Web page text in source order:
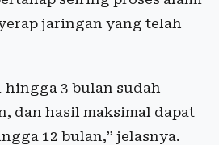
jaringan yang telah
hingga 3 bulan sudah
dan hasil maksimal dapat
12 bulan,” jelasnya.